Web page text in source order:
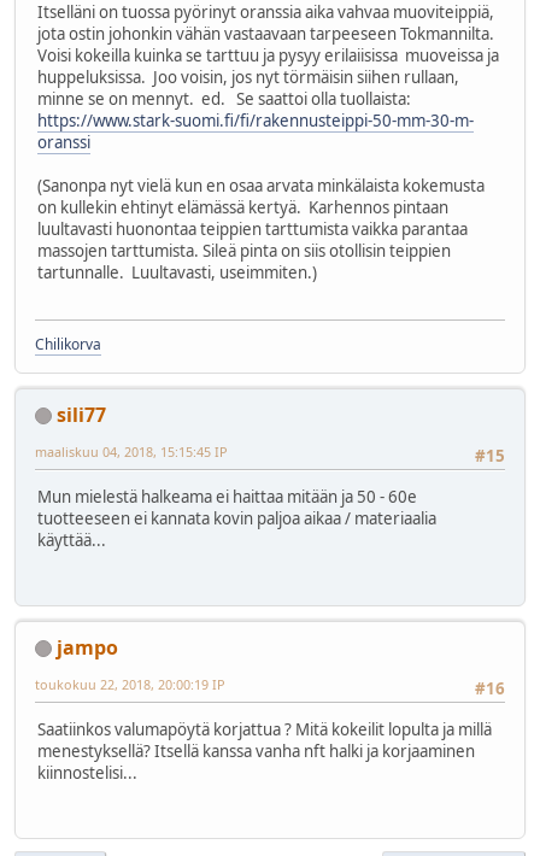
Itselläni on tuossa pyörinyt oranssia aika vahvaa muoviteippiä,
jota ostin johonkin vähän vastaavaan tarpeeseen Tokmannilta.
Voisi kokeilla kuinka se tarttuu ja pysyy erilaiisissa muoveissa ja
huppeluksissa. Joo voisin, jos nyt törmäisin siihen rullaan,
minne se on mennyt. ed. Se saattoi olla tuollaista:
https://www.stark-suomi.fi/fi/rakennusteippi-50-mm-30-m-
oranssi
(Sanonpa nyt vielä kun en osaa arvata minkälaista kokemusta
on kullekin ehtinyt elämässä kertyä. Karhennos pintaan
luultavasti huonontaa teippien tarttumista vaikka parantaa
massojen tarttumista. Sileä pinta on siis otollisin teippien
tartunnalle. Luultavasti, useimmiten.)
Chilikorva
sili77
#15
maaliskuu 04, 2018, 15:15:45 IP
Mun mielestä halkeama ei haittaa mitään ja 50 - 60e
tuotteeseen ei kannata kovin paljoa aikaa / materiaalia
käyttää...
jampo
#16
toukokuu 22, 2018, 20:00:19 IP
Saatiinkos valumapöytä korjattua ? Mitä kokeilit lopulta ja millä
menestyksellä? Itsellä kanssa vanha nft halki ja korjaaminen
kiinnostelisi...